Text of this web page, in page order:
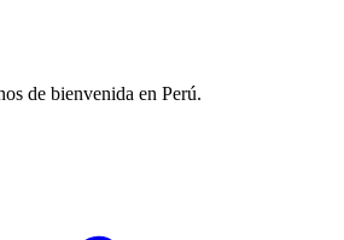
de bienvenida en Perú.